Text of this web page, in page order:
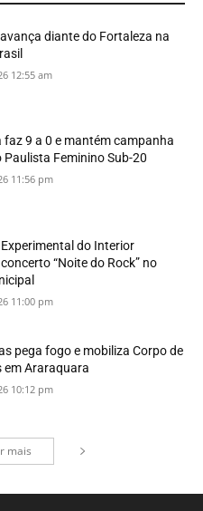
diante do Fortaleza na
12:55 am
faz 9 a 0 e mantém campanha
Paulista Feminino Sub-20
11:56 pm
do Interior
“Noite do Rock” no
11:00 pm
pega fogo e mobiliza Corpo de
em Araraquara
10:12 pm
mais